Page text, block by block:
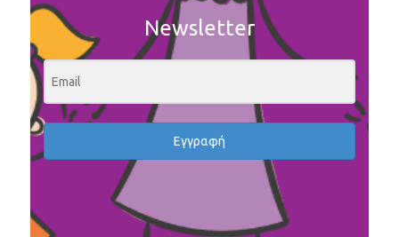
Newsletter
Εγγραφή